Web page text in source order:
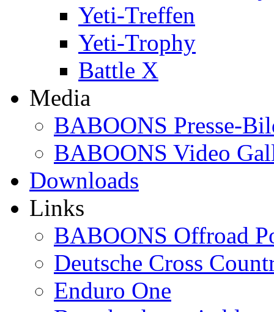
Yeti-Treffen
Yeti-Trophy
Battle X
Media
BABOONS Presse-
BABOONS Video
Downloads
Links
BABOONS Offroad
Deutsche Cross
Enduro One